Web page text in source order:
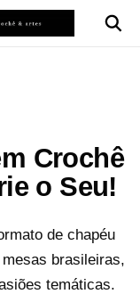
Crochê
o Seu!
de chapéu
brasileiras,
temáticas.